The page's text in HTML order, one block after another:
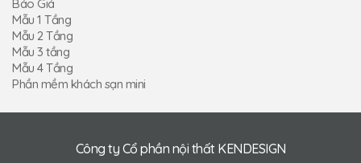
Báo Giá
Mẫu 1 Tầng
Mẫu 2 Tầng
Mẫu 3 tầng
Mẫu 4 Tầng
Phần mềm khách sạn mini
Công ty Cổ phần nội thất KENDESIGN